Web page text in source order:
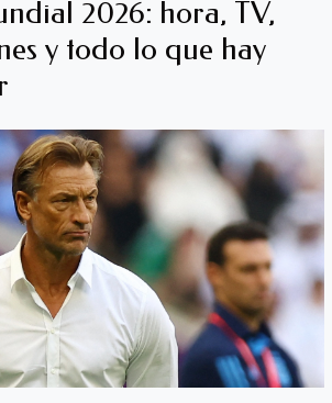
2026: hora, TV,
y todo lo que hay